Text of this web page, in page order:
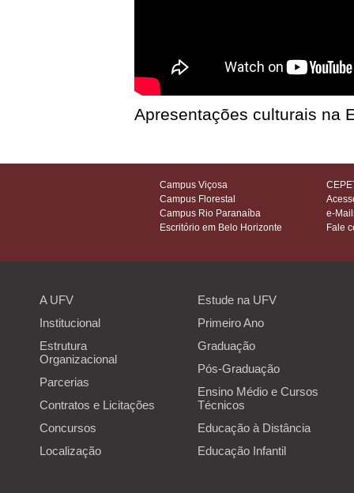
Apresentações culturais na
Campus Viçosa
Campus Florestal
Campus Rio Paranaíba
Escritório em Belo Horizonte
e-
Fale
A UFV
Institucional
Estrutura
Organizacional
Parcerias
Contratos e Licitações
Concursos
Localização
Estude na UFV
Primeiro Ano
Graduação
Pós-Graduação
Ensino Médio e Cursos
Técnicos
Educação à Distância
Educação Infantil